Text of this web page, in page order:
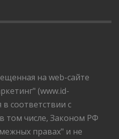
на web-сайте
(www.id-
соответствии с
том числе, Законом РФ
правах" и не